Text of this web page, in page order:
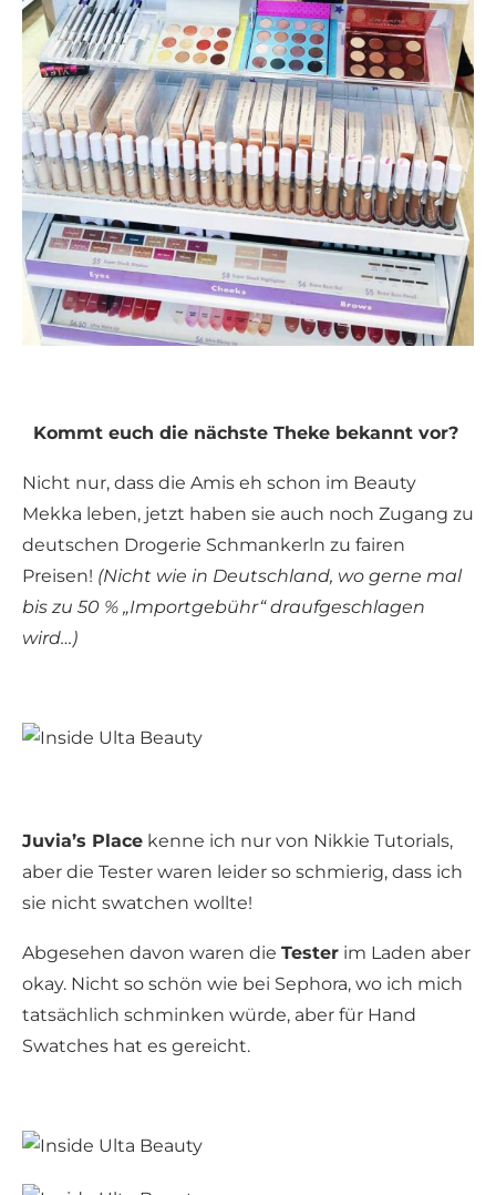
Kommt euch die nächste Theke bekannt vor?
Nicht nur, dass die Amis eh schon im Beauty
Mekka leben, jetzt haben sie auch noch Zugang zu
deutschen Drogerie Schmankerln zu fairen
Preisen! (Nicht wie in Deutschland, wo gerne mal
bis zu 50 % „Importgebühr“ draufgeschlagen
wird…)
Juvia’s Place kenne ich nur von Nikkie Tutorials,
aber die Tester waren leider so schmierig, dass ich
sie nicht swatchen wollte!
Abgesehen davon waren die Tester im Laden aber
okay. Nicht so schön wie bei Sephora, wo ich mich
tatsächlich schminken würde, aber für Hand
Swatches hat es gereicht.